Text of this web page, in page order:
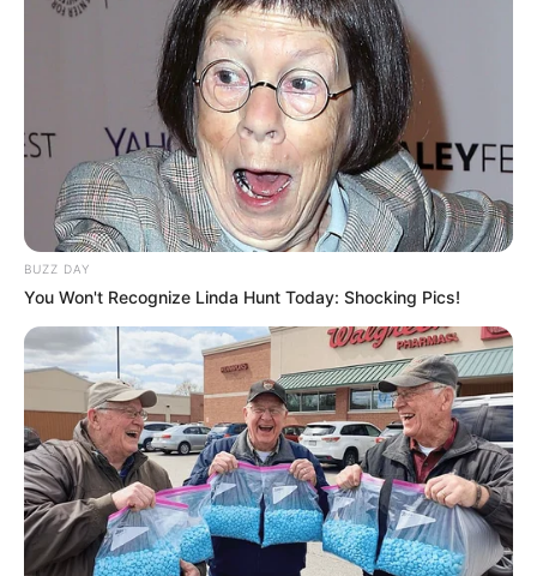
BUZZ DAY
You Won't Recognize Linda Hunt Today: Shocking Pics!